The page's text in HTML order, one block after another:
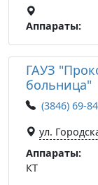
Аппараты:
ГАУЗ
больница"
(3846) 69-
ул.
Аппараты:
КТ